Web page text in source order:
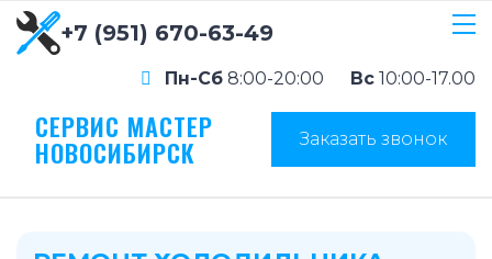
+7 (951) 670-63-49
Пн-Сб 8:00-20:00 Вс 10:00-17.00
СЕРВИС МАСТЕР
НОВОСИБИРСК Заказать звонок